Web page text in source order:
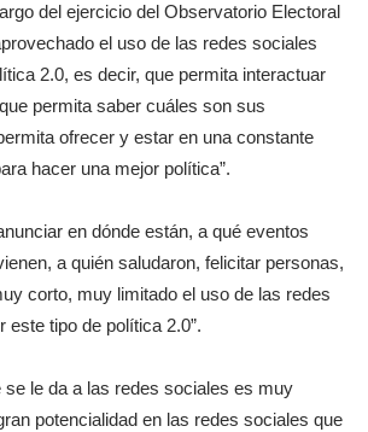
del ejercicio del Observatorio Electoral
el uso de las redes sociales
2.0, es decir, que permita interactuar
permita saber cuáles son sus
ofrecer y estar en una constante
hacer una mejor política”.
en dónde están, a qué eventos
a quién saludaron, felicitar personas,
corto, muy limitado el uso de las redes
este tipo de política 2.0”.
se le da a las redes sociales es muy
potencialidad en las redes sociales que